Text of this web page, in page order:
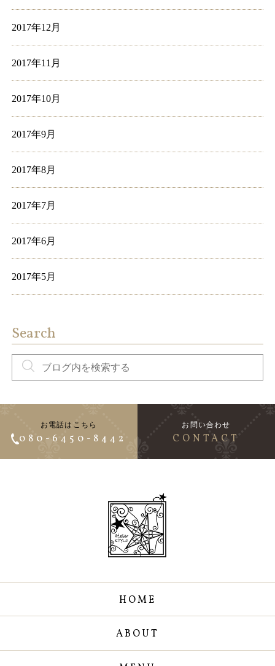
2017年12月
2017年11月
2017年10月
2017年9月
2017年8月
2017年7月
2017年6月
2017年5月
Search
お電話はこちら
080-6450-8442
お問い合わせ
CONTACT
HOME
ABOUT